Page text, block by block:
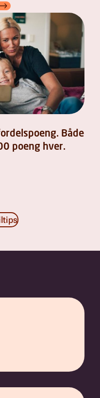
Både
poeng hver.